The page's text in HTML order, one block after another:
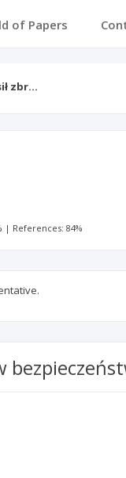
of Papers
zbr…
| References: 84%